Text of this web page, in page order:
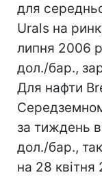
для
Urals на
липня 2006
дол./бар.,
Для нафти
за тиждень
дол./бар.,
на 28